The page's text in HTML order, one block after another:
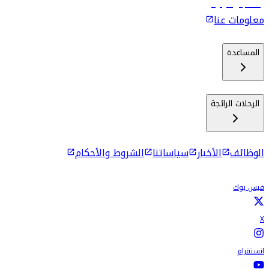
رحلات إلى كولومبو
معلومات عنا
المساعدة
الرحلات الرائجة
الوظائف الأخبار سياساتنا الشروط والأحكام
فيس بوك
X
انستقرام